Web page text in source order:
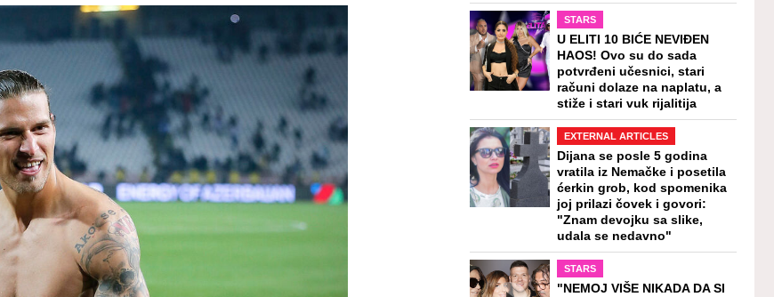
STARS
U ELITI 10 BIĆE NEVIĐEN
HAOS! Ovo su do sada
potvrđeni učesnici, stari
računi dolaze na naplatu, a
stiže i stari vuk rijalitija
EXTERNAL ARTICLES
Dijana se posle 5 godina
vratila iz Nemačke i posetila
ćerkin grob, kod spomenika
joj prilazi čovek i govori:
"Znam devojku sa slike,
udala se nedavno"
STARS
"NEMOJ VIŠE NIKADA DA SI